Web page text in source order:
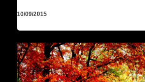
10/09/2015